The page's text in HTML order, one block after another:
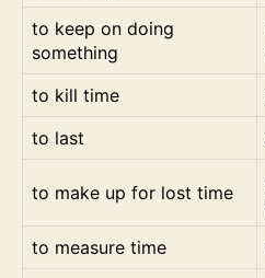
to keep on doing
something
to kill time
to last
to make up for lost time
to measure time